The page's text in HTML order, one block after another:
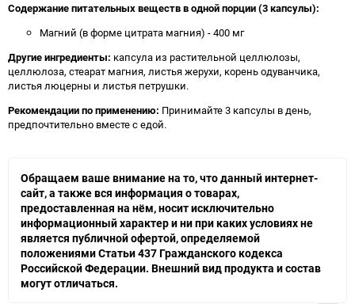
Содержание питательных веществ в одной порции (3 капсулы):
Магний (в форме цитрата магния) - 400 мг
Другие ингредиенты: капсула из растительной целлюлозы,
целлюлоза, стеарат магния, листья жерухи, корень одуванчика,
листья люцерны и листья петрушки.
Рекомендации по применению: Принимайте 3 капсулы в день,
предпочтительно вместе с едой.
Обращаем ваше внимание на то, что данный интернет-
сайт, а также вся информация о товарах,
предоставленная на нём, носит исключительно
информационный характер и ни при каких условиях не
является публичной офертой, определяемой
положениями Статьи 437 Гражданского кодекса
Российской Федерации. Внешний вид продукта и состав
могут отличаться.